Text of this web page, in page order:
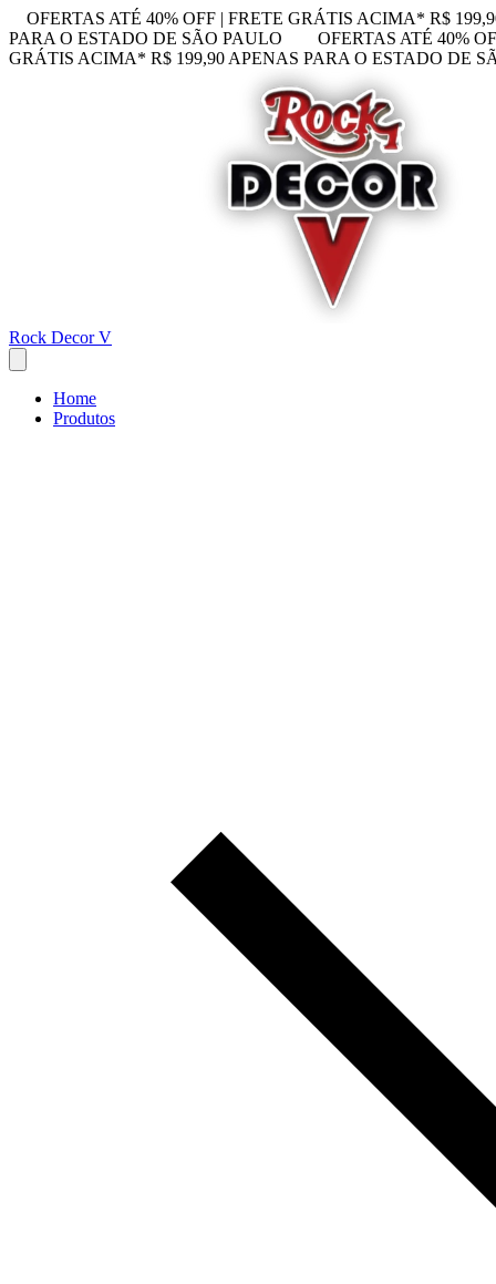
OFERTAS ATÉ 40% OFF | FRETE GRÁTIS ACIMA* R$
PARA O ESTADO DE SÃO PAULO
OFERTAS ATÉ 40%
GRÁTIS ACIMA* R$ 199,90 APENAS PARA O ESTADO DE
Rock Decor V
Home
Produtos